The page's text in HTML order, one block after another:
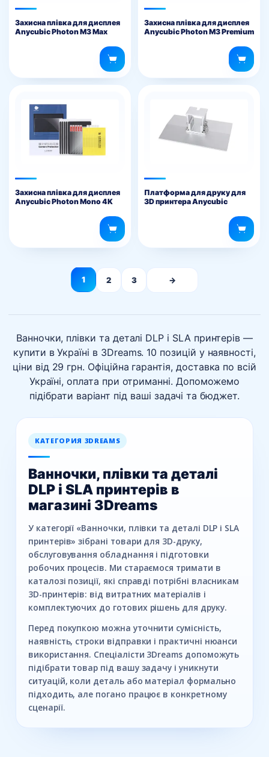
Захисна плівка для дисплея
Anycubic Photon M3 Max
Захисна плівка для дисплея
Anycubic Photon M3 Premium
Захисна плівка для дисплея
Anycubic Photon Mono 4K
Платформа для друку для
3D принтера Anycubic
1 2 3 →
Ванночки, плівки та деталі DLP і SLA принтерів —
купити в Україні в 3Dreams. 10 позицій у наявності,
ціни від 29 грн. Офіційна гарантія, доставка по всій
Україні, оплата при отриманні. Допоможемо
підібрати варіант під ваші задачі та бюджет.
КАТЕГОРИЯ 3DREAMS
Ванночки, плівки та деталі
DLP і SLA принтерів в
магазині 3Dreams
У категорії «Ванночки, плівки та деталі DLP і SLA
принтерів» зібрані товари для 3D-друку,
обслуговування обладнання і підготовки
робочих процесів. Ми стараємося тримати в
каталозі позиції, які справді потрібні власникам
3D-принтерів: від витратних матеріалів і
комплектуючих до готових рішень для друку.
Перед покупкою можна уточнити сумісність,
наявність, строки відправки і практичні нюанси
використання. Спеціалісти 3Dreams допоможуть
підібрати товар під вашу задачу і уникнути
ситуацій, коли деталь або матеріал формально
підходить, але погано працює в конкретному
сценарії.